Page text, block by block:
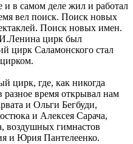
в самом деле жил и работал
вел поиск. Поиск новых
Поиск новых имен.
цирк был
цирк Саламонского стал
цирк, где, как никогда
разное время открывал нам
и Ольги Бегбуди,
и Алексея Сарача,
воздушных гимнастов
и Юрия Пантелеенко.